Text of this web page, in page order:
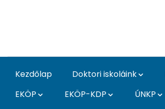
Kezdőlap Doktori iskoláink
EKÖP
EKÖP-KDP ÚNKP